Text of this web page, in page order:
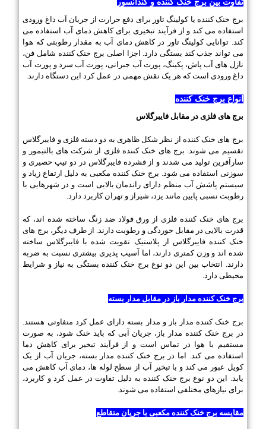
تفاوت بین برج خنک کننده و کندانسور
برج خنک کننده یا کولینگ تاور برای دفع حرارت از جریان آب داغ ورودی
استفاده می کند و از فرآیند تبخیری برای کاهش دمای آب استفاده می
کند. توانایی کولینگ تاور در کاهش دمای آب به مقدار رطوبتی که هوا
می تواند جذب کند بستگی دارد. اجزا اصلی برج خنک کننده شامل فن،
نازل های آب پاش، پکینگ، پورت آب جبرانی، پورت آب سرد و پورت آب
داغ ورودی است که هر یک نقش مهمی در عمل کرد این دستگاه دارند.
انواع برج خنک کننده
برج های فلزی در مقابل فایبرگلاس
برج های خنک کننده از نظر شکل ظاهری به دو دسته فلزی و فایبرگلاس
تقسیم می شوند. برج های خنک کننده فلزی از شرکت های بالتیمور و
سارآفرین تولید می شدند و از فشرده فایبرگلاس در دو تیپ حصیری و
سوزنی استفاده می شود. برج خنک کننده مکعبی به دلیل ارتفاع زیاد و
سیستم پاشش آب منظم دارای راندمان بالایی است و در شهرهایی با
رطوبت نسبی پایین مانند یزد، شیراز و تهران کاربرد دارد.
برج های خنک کننده فلزی از ورق فولاد ضد زنگ ساخته شده اند، که
قدرت بالایی در مقابل خوردگی و رطوبت دارند. از طرف دیگر، برج های
خنک کننده فایبرگلاس از پلاستیک تقویت شده با فایبرگلاس ساخته
شده اند و وزن کمتری دارند، اما آسیب پذیری بیشتری نسبت به ضربه
دارند. انتخاب بین این دو نوع برج خنک کننده بستگی به نیاز و شرایط
محیطی دارد.
برج خنک کننده مدار باز در مقابل مدار بسته
برج خنک کننده مدار باز و مدار بسته دارای عمل کرد متفاوتی هستند.
در برج خنک کننده مدار باز، جریان آبی که باید خنک شود، به صورت
مستقیم با هوا در تماس است و از فرآیند تبخیر برای کاهش دما
استفاده می کند. اما در برج خنک کننده مدار بسته، جریان آب از یک
کویل عبور می کند و با تبخیر آب از سطح لوله ها، دمای آب کاهش می
یابد. این دو نوع برج خنک کننده به دلیل تفاوت در عمل کرد و کاربرد،
برای نیازهای مختلفی استفاده می شوند.
مقایسه برج خنک کننده مکعبی با جریان متقاطع